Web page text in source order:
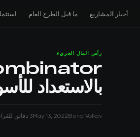
أخبار المشاريع ما قبل الطرح العام
رأس المال الجريء
بالاستعداد
Elena Volkov
May 13, 20223 دقائق للقراءة